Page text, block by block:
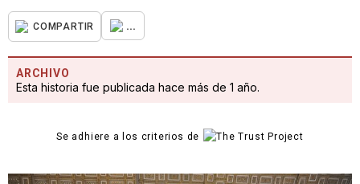
COMPARTIR ...
ARCHIVO
Esta historia fue publicada hace más de 1 año.
Se adhiere a los criterios de